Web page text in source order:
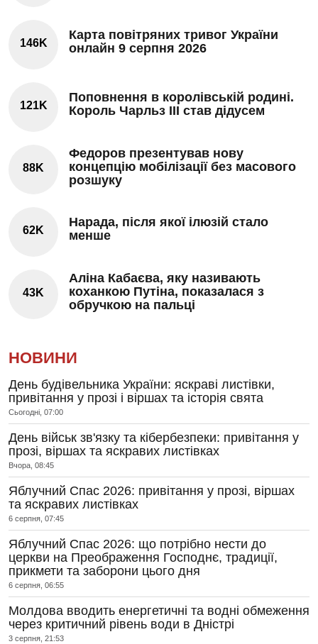
146K
Карта повітряних тривог України
онлайн 9 серпня 2026
121K
Поповнення в королівській родині.
Король Чарльз III став дідусем
88K
Федоров презентував нову
концепцію мобілізації без масового
розшуку
62K
Нарада, після якої ілюзій стало
менше
43K
Аліна Кабаєва, яку називають
коханкою Путіна, показалася з
обручкою на пальці
НОВИНИ
День будівельника України: яскраві листівки,
привітання у прозі і віршах та історія свята
Сьогодні, 07:00
День військ зв'язку та кібербезпеки: привітання у
прозі, віршах та яскравих листівках
Вчора, 08:45
Яблучний Спас 2026: привітання у прозі, віршах
та яскравих листівках
6 серпня, 07:45
Яблучний Спас 2026: що потрібно нести до
церкви на Преображення Господнє, традиції,
прикмети та заборони цього дня
6 серпня, 06:55
Молдова вводить енергетичні та водні обмеження
через критичний рівень води в Дністрі
3 серпня, 21:53